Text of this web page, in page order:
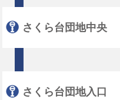
さくら台団地中央
さくら台団地入口